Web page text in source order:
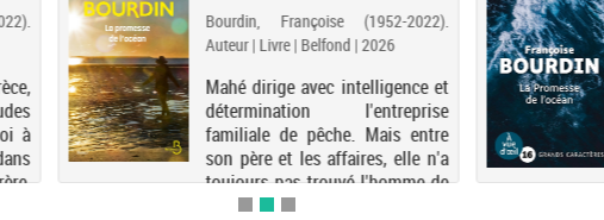
Bourdin, Françoise (1952-2022).
Auteur | Livre | Belfond | 2026
Mahé dirige avec intelligence et
détermination l'entreprise
familiale de pêche. Mais entre
son père et les affaires, elle n'a
toujours pas trouvé l'homme de
sa vie, même si elle n'est pas
à